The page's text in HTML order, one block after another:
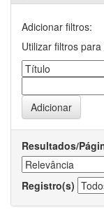
Adicionar filtros:
Utilizar filtros
Resultados/
Registro(s)